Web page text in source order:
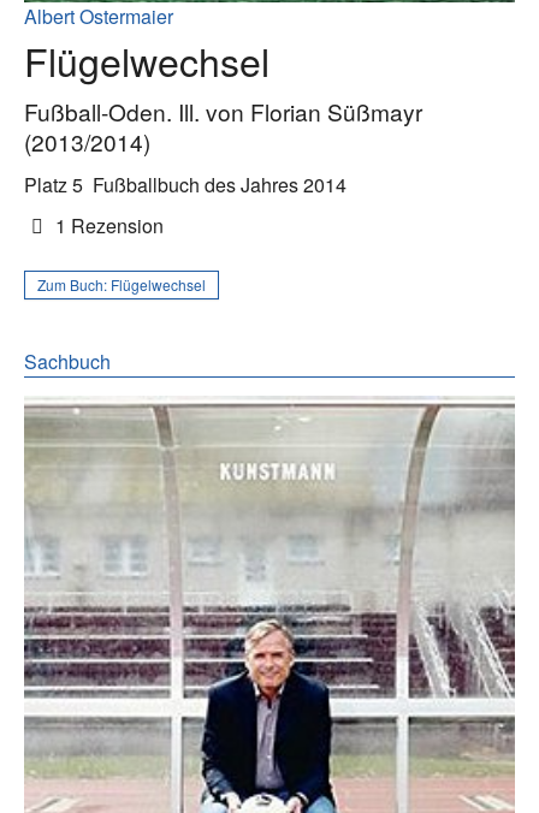
Albert Ostermaier
Flügelwechsel
Fußball-Oden. Ill. von Florian Süßmayr
(2013/2014)
Platz 5 Fußballbuch des Jahres 2014
1 Rezension
Zum Buch: Flügelwechsel
Sachbuch